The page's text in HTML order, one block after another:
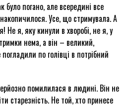
погано, але всередині все
Усе, що стримувала. А
Не я, яку кинули в хворобі, не я, у
нема, а він – великий,
по голівці в потрібний
помилилася в людині. Він не
старезність. Не той, хто принесе